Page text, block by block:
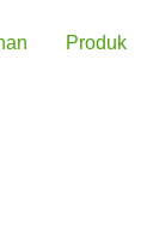
Produk